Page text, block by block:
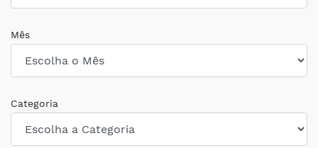
Mês
Categoria